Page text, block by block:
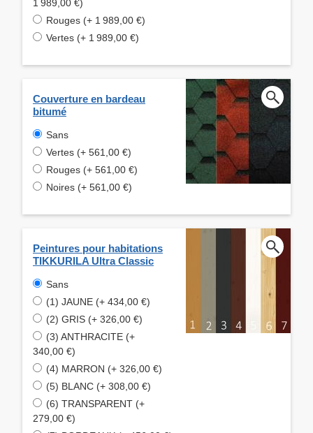
1 989,00 €)
Rouges (+ 1 989,00 €)
Vertes (+ 1 989,00 €)
Couverture en bardeau
bitumé
Sans
Vertes (+ 561,00 €)
Rouges (+ 561,00 €)
Noires (+ 561,00 €)
Peintures pour habitations
TIKKURILA Ultra Classic
Sans
(1) JAUNE (+ 434,00 €)
(2) GRIS (+ 326,00 €)
(3) ANTHRACITE (+
340,00 €)
(4) MARRON (+ 326,00 €)
(5) BLANC (+ 308,00 €)
(6) TRANSPARENT (+
279,00 €)